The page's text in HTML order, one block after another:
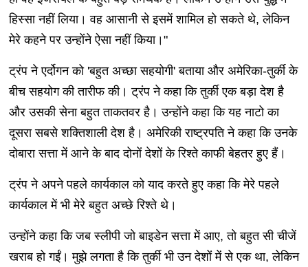
हिस्सा नहीं लिया। वह आसानी से इसमें शामिल हो सकते थे, लेकिन
मेरे कहने पर उन्होंने ऐसा नहीं किया।"
ट्रंप ने एर्दोगन को 'बहुत अच्छा सहयोगी' बताया और अमेरिका-तुर्की के
बीच सहयोग की तारीफ की। ट्रंप ने कहा कि तुर्की एक बड़ा देश है
और उसकी सेना बहुत ताकतवर है। उन्होंने कहा क‍ि यह नाटो का
दूसरा सबसे शक्तिशाली देश है। अमेरिकी राष्ट्रपति ने कहा कि उनके
दोबारा सत्ता में आने के बाद दोनों देशों के रिश्ते काफी बेहतर हुए हैं।
ट्रंप ने अपने पहले कार्यकाल को याद करते हुए कहा क‍ि मेरे पहले
कार्यकाल में भी मेरे बहुत अच्छे रिश्ते थे।
उन्होंने कहा क‍ि जब स्लीपी जो बाइडेन सत्ता में आए, तो बहुत सी चीजें
खराब हो गईं। मुझे लगता है कि तुर्की भी उन देशों में से एक था, लेकिन